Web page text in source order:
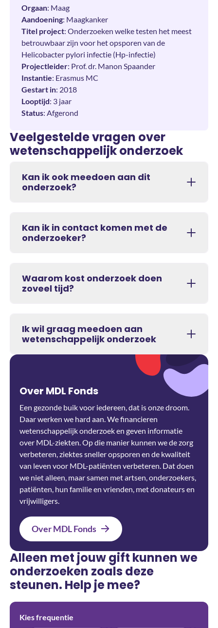
Orgaan: Maag
Aandoening: Maagkanker
Titel project: Onderzoeken welke testen het meest
betrouwbaar zijn voor het opsporen van de
Helicobacter pylori infectie (Hp-infectie)
Projectleider: Prof. dr. Manon Spaander
Instantie: Erasmus MC
Gestart in: 2018
Looptijd: 3 jaar
Status: Afgerond
Veelgestelde vragen over
wetenschappelijk onderzoek
Kan ik ook meedoen aan dit
onderzoek?
Kan ik in contact komen met de
onderzoeker?
Waarom kost onderzoek doen
zoveel tijd?
Ik wil graag meedoen aan
wetenschappelijk onderzoek
Over MDL Fonds
Een gezonde buik voor iedereen, dat is onze droom.
Daar werken we hard aan. We financieren
wetenschappelijk onderzoek en geven informatie
over MDL-ziekten. Op die manier kunnen we de zorg
verbeteren, ziektes sneller opsporen en de kwaliteit
van leven voor MDL-patiënten verbeteren. Dat doen
we niet alleen, maar samen met artsen, onderzoekers,
patiënten, hun familie en vrienden, met donateurs en
vrijwilligers.
Over MDL Fonds
Alleen met jouw gift kunnen we
onderzoeken zoals deze
steunen. Help je mee?
Kies frequentie